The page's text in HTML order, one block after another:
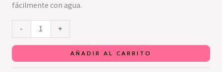
fácilmente con agua.
- +
AÑADIR AL CARRITO